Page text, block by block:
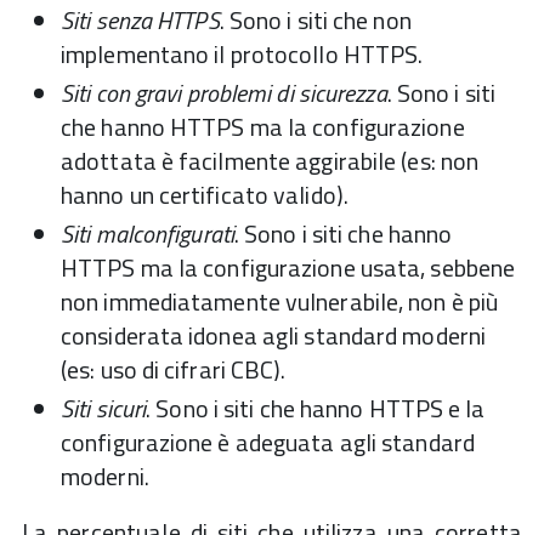
Siti senza HTTPS. Sono i siti che non
implementano il protocollo HTTPS.
Siti con gravi problemi di sicurezza. Sono i siti
che hanno HTTPS ma la configurazione
adottata è facilmente aggirabile (es: non
hanno un certificato valido).
Siti malconfigurati. Sono i siti che hanno
HTTPS ma la configurazione usata, sebbene
non immediatamente vulnerabile, non è più
considerata idonea agli standard moderni
(es: uso di cifrari CBC).
Siti sicuri. Sono i siti che hanno HTTPS e la
configurazione è adeguata agli standard
moderni.